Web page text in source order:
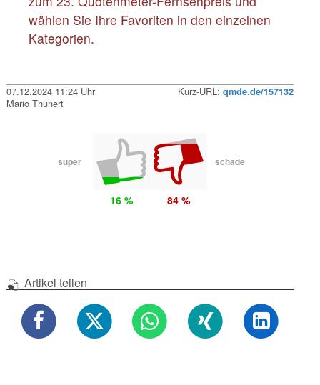
wählen Sie Ihre Favoriten in den einzelnen
Kategorien.
07.12.2024 11:24 Uhr Kurz-URL: qmde.de/157132
Mario Thunert
super schade
16 % 84 %
Artikel teilen